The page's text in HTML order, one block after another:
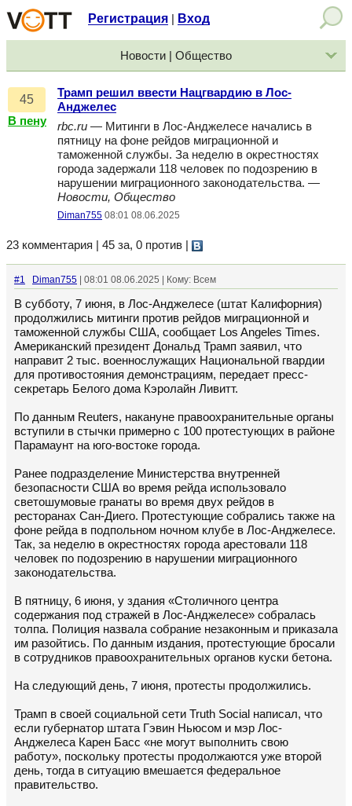
Регистрация Вход
Новости | Общество
45
В пену
Трамп решил ввести Нацгвардию в Лос-
Анджелес
rbc.ru — Митинги в Лос-Анджелесе начались в
пятницу на фоне рейдов миграционной и
таможенной службы. За неделю в окрестностях
города задержали 118 человек по подозрению в
нарушении миграционного законодательства. —
Новости, Общество
Diman755 08:01 08.06.2025
23 комментария | 45 за, 0 против
#1 Diman755 | 08:01 08.06.2025 | Кому: Всем
В субботу, 7 июня, в Лос-Анджелесе (штат Калифорния)
продолжились митинги против рейдов миграционной и
таможенной службы США, сообщает Los Angeles Times.
Американский президент Дональд Трамп заявил, что
направит 2 тыс. военнослужащих Национальной гвардии
для противостояния демонстрациям, передает пресс-
секретарь Белого дома Кэролайн Ливитт.
По данным Reuters, накануне правоохранительные органы
вступили в стычки примерно с 100 протестующих в районе
Парамаунт на юго-востоке города.
Ранее подразделение Министерства внутренней
безопасности США во время рейда использовало
светошумовые гранаты во время двух рейдов в
ресторанах Сан-Диего. Протестующие собрались также на
фоне рейда в подпольном ночном клубе в Лос-Анджелесе.
Так, за неделю в окрестностях города арестовали 118
человек по подозрению в нарушении миграционного
законодательства.
В пятницу, 6 июня, у здания «Столичного центра
содержания под стражей в Лос-Анджелесе» собралась
толпа. Полиция назвала собрание незаконным и приказала
им разойтись. По данным издания, протестующие бросали
в сотрудников правоохранительных органов куски бетона.
На следующий день, 7 июня, протесты продолжились.
Трамп в своей социальной сети Truth Social написал, что
если губернатор штата Гэвин Ньюсом и мэр Лос-
Анджелеса Карен Басс «не могут выполнить свою
работу», поскольку протесты продолжаются уже второй
день, тогда в ситуацию вмешается федеральное
правительство.